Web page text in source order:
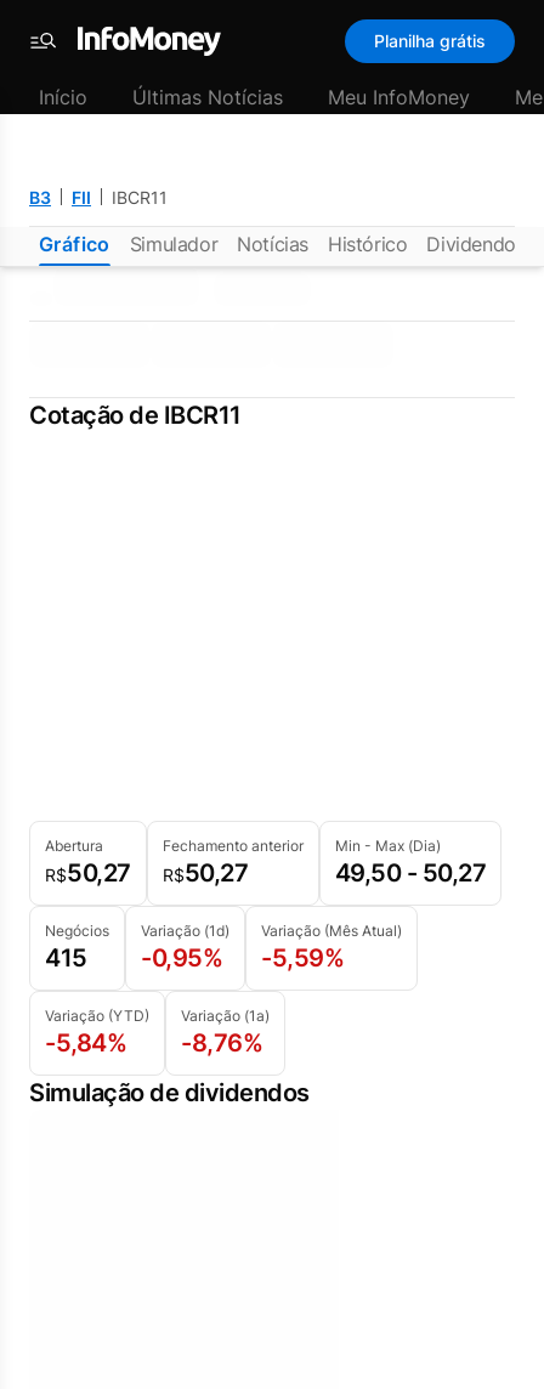
Menu
Planilha grátis
Início Últimas Notícias Meu InfoMoney
B3 FII IBCR11
Gráfico Simulador Notícias Histórico Dividendos
Cotação de IBCR11
Abertura
R$50,27
Fechamento anterior
R$50,27
Min - Max (Dia)
49,50 - 50,27
Negócios
415
Variação (1d)
-0,95%
Variação (Mês Atual)
-5,59%
Variação (YTD)
-5,84%
Variação (1a)
-8,76%
Simulação de dividendos